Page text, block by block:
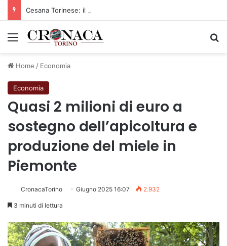
Menu
Home / Economia
Economia
Quasi 2 milioni di euro a
sostegno dell’apicoltura e
produzione del miele in
Piemonte
CronacaTorino Giugno 2025 16:07 2.932
3 minuti di lettura